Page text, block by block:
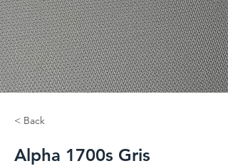
< Back
Alpha 1700s Gris